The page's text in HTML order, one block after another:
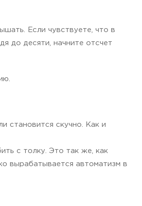
Если чувствуете, что в
до десяти, начните отсчет
становится скучно. Как и
с толку. Это так же, как
вырабатывается автоматизм в